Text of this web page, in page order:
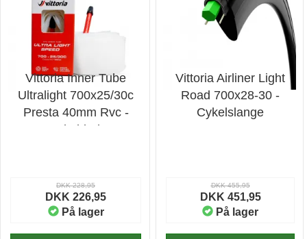
Vittoria Inner Tube
Ultralight 700x25/30c
Presta 40mm Rvc -
Cykeldæk
DKK 228,95
DKK 226,95
På lager
Vittoria Airliner Light
Road 700x28-30 -
Cykelslange
DKK 455,95
DKK 451,95
På lager